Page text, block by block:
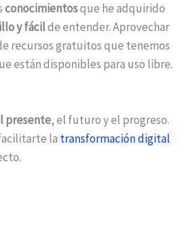
conocimientosque he adquirido
y fácilde entender. Aprovechar
recursos gratuitos que tenemos
están disponibles para uso libre.
presente, el futuro y el progreso.
la transformación digital